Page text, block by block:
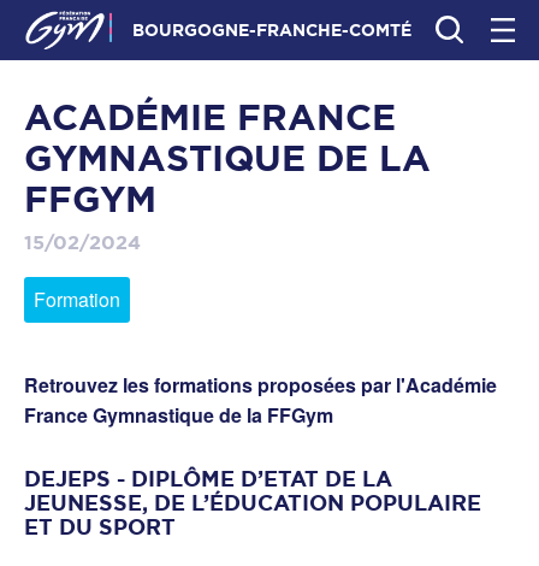
BOURGOGNE-FRANCHE-COMTÉ
ACADÉMIE FRANCE
GYMNASTIQUE DE LA
FFGYM
15/02/2024
Formation
Retrouvez les formations proposées par l'Académie
France Gymnastique de la FFGym
DEJEPS - DIPLÔME D’ETAT DE LA
JEUNESSE, DE L’ÉDUCATION POPULAIRE
ET DU SPORT